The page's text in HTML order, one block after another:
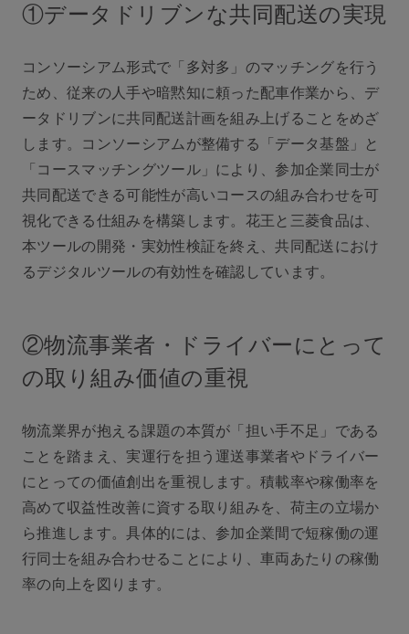
①データドリブンな共同配送の実現
コンソーシアム形式で「多対多」のマッチングを行う
ため、従来の人手や暗黙知に頼った配車作業から、デ
ータドリブンに共同配送計画を組み上げることをめざ
します。コンソーシアムが整備する「データ基盤」と
「コースマッチングツール」により、参加企業同士が
共同配送できる可能性が高いコースの組み合わせを可
視化できる仕組みを構築します。花王と三菱食品は、
本ツールの開発・実効性検証を終え、共同配送におけ
るデジタルツールの有効性を確認しています。
②物流事業者・ドライバーにとって
の取り組み価値の重視
物流業界が抱える課題の本質が「担い手不足」である
ことを踏まえ、実運行を担う運送事業者やドライバー
にとっての価値創出を重視します。積載率や稼働率を
高めて収益性改善に資する取り組みを、荷主の立場か
ら推進します。具体的には、参加企業間で短稼働の運
行同士を組み合わせることにより、車両あたりの稼働
率の向上を図ります。